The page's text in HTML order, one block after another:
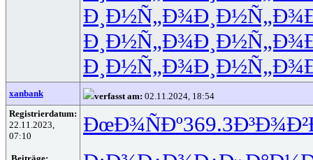
Ð¸Ð½Ñ„Ð¾Ð¸Ð½Ñ„Ð¾
Ð¸Ð½Ñ„Ð¾Ð¸Ð½Ñ„Ð¾
Ð¸Ð½Ñ„Ð¾Ð¸Ð½Ñ„Ð¾
xanbank verfasst am: 02.11.2024, 18:54
Registrierdatum:
22.11.2023,
07:10
ÐœÐ¾ÑÐº369.3